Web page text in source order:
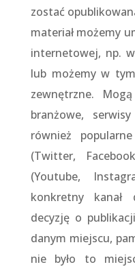
zostać
materiał możemy
internetowej, np.
lub możemy w
zewnętrzne.
branżowe,
również
(Twitter,
(Youtube,
konkretny kanał
decyzję o
danym miejscu,
nie było to